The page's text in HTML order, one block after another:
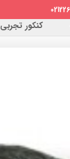
کنکور تجربی 1403